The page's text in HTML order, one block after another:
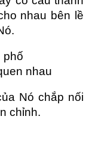
nhau bên lề
phố
nhau
Nó chắp nối
chỉnh.